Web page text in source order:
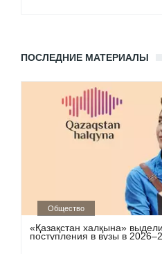
ПОСЛЕДНИЕ МАТЕРИАЛЫ
Общество
«Қазақстан халқына»
поступления в вузы в